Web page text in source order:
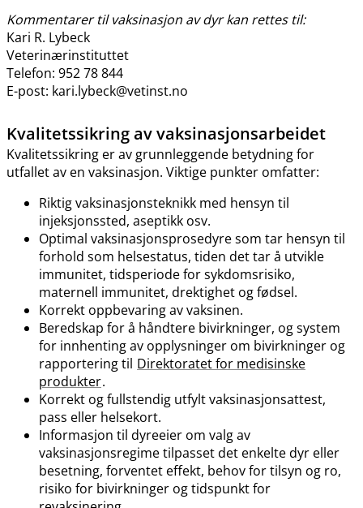
Kommentarer til vaksinasjon av dyr kan rettes til:
Kari R. Lybeck
Veterinærinstituttet
Telefon: 952 78 844
E-post: kari.lybeck@vetinst.no
Kvalitetssikring av vaksinasjonsarbeidet
Kvalitetssikring er av grunnleggende betydning for
utfallet av en vaksinasjon. Viktige punkter omfatter:
Riktig vaksinasjonsteknikk med hensyn til
injeksjonssted, aseptikk osv.
Optimal vaksinasjonsprosedyre som tar hensyn til
forhold som helsestatus, tiden det tar å utvikle
immunitet, tidsperiode for sykdomsrisiko,
maternell immunitet, drektighet og fødsel.
Korrekt oppbevaring av vaksinen.
Beredskap for å håndtere bivirkninger, og system
for innhenting av opplysninger om bivirkninger og
rapportering til Direktoratet for medisinske
produkter.
Korrekt og fullstendig utfylt vaksinasjonsattest,
pass eller helsekort.
Informasjon til dyreeier om valg av
vaksinasjonsregime tilpasset det enkelte dyr eller
besetning, forventet effekt, behov for tilsyn og ro,
risiko for bivirkninger og tidspunkt for